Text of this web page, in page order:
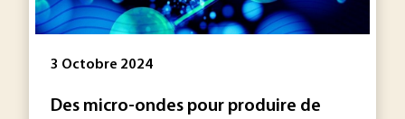
3 Octobre 2024
Des micro-ondes pour produire de